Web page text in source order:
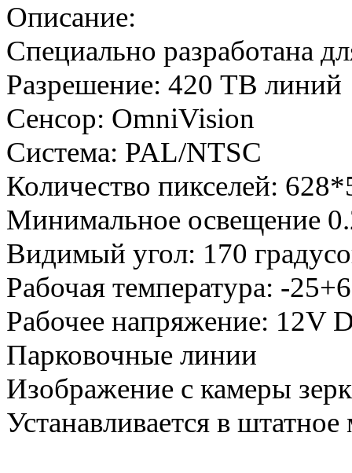
Описание:
Специально разработана
Разрешение: 420 ТВ линий
Сенсор: OmniVision
Система: PAL/NTSC
Количество пикселей:
Минимальное освещение
Видимый угол: 170
Рабочая температура: -
Рабочее напряжение: 12V
Парковочные линии
Изображение с камеры
Устанавливается в